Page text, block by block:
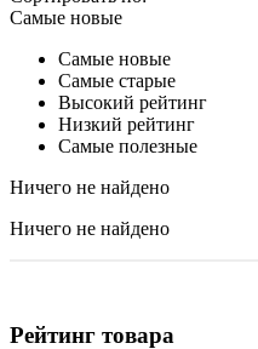
Самые новые
Самые новые
Самые старые
Высокий рейтинг
Низкий рейтинг
Самые полезные
Ничего не найдено
Ничего не найдено
Рейтинг товара